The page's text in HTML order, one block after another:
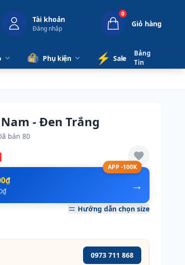
Tài khoản
Đăng nhập
0
Giỏ hàng
Phụ kiện ⚡️ Sale
Bảng
Tin
- Đen Trắng
bán 80
APP -100K
→
Hướng dẫn chọn size
0973 711 868